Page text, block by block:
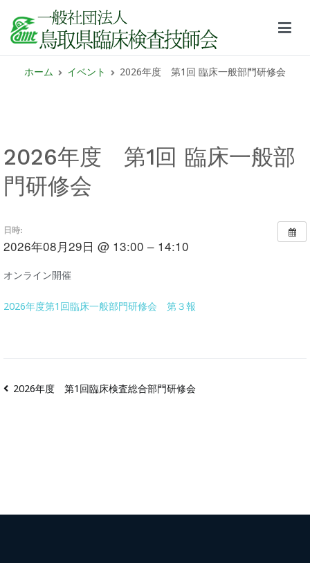
ホーム イベント 2026年度 第1回 臨床一般部門研修会
2026年度 第1回 臨床一般部
門研修会
日時:
2026年08月29日 @ 13:00 – 14:10
オンライン開催
2026年度第1回臨床一般部門研修会 第３報
2026年度 第1回臨床検査総合部門研修会